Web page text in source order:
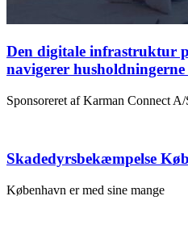
Den digitale infrastruktur
navigerer
Sponsoreret af Karman Connect A/
Skadedyrsbekæmpelse
København er med sine mange